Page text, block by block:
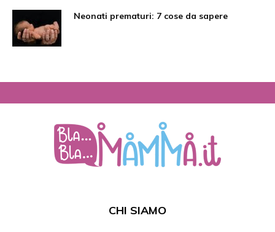
Neonati prematuri: 7 cose da sapere
CHI SIAMO